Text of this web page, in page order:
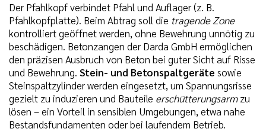
Der Pfahlkopf verbindet Pfahl und Auflager (z. B.
Pfahlkopfplatte). Beim Abtrag soll die tragende Zone
kontrolliert geöffnet werden, ohne Bewehrung unnötig zu
beschädigen. Betonzangen der Darda GmbH ermöglichen
den präzisen Ausbruch von Beton bei guter Sicht auf Risse
und Bewehrung. Stein- und Betonspaltgeräte sowie
Steinspaltzylinder werden eingesetzt, um Spannungsrisse
gezielt zu induzieren und Bauteile erschütterungsarmzu
lösen – ein Vorteil in sensiblen Umgebungen, etwa nahe
Bestandsfundamenten oder bei laufendem Betrieb.